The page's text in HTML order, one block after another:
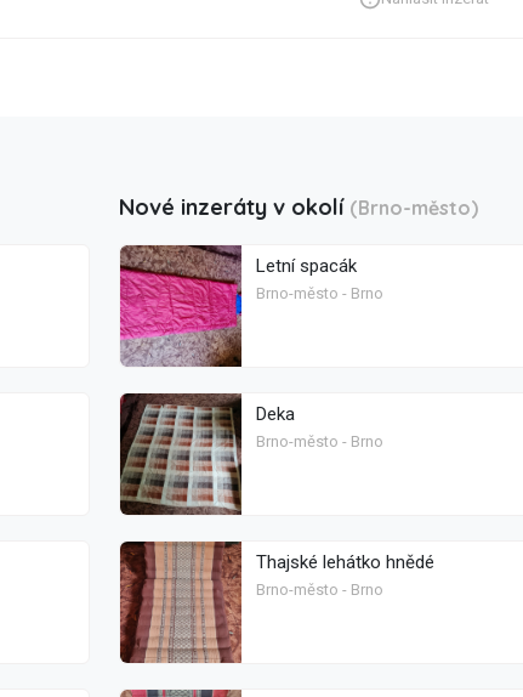
Nové inzeráty v okolí (Brno-město)
Letní spacák
Brno-město - Brno
Deka
Brno-město - Brno
Thajské lehátko hnědé
Brno-město - Brno